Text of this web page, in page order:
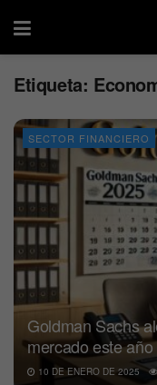
Etiqueta:
SECTOR FINANCIERO
Goldman Sachs
mercado este año
10 DE ENERO DE 2025